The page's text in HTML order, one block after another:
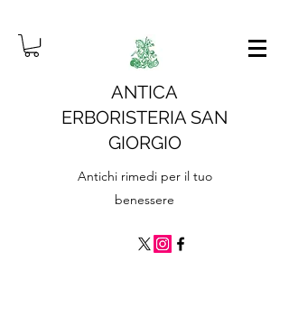
ANTICA
ERBORISTERIA SAN
GIORGIO
Antichi rimedi per il tuo
benessere